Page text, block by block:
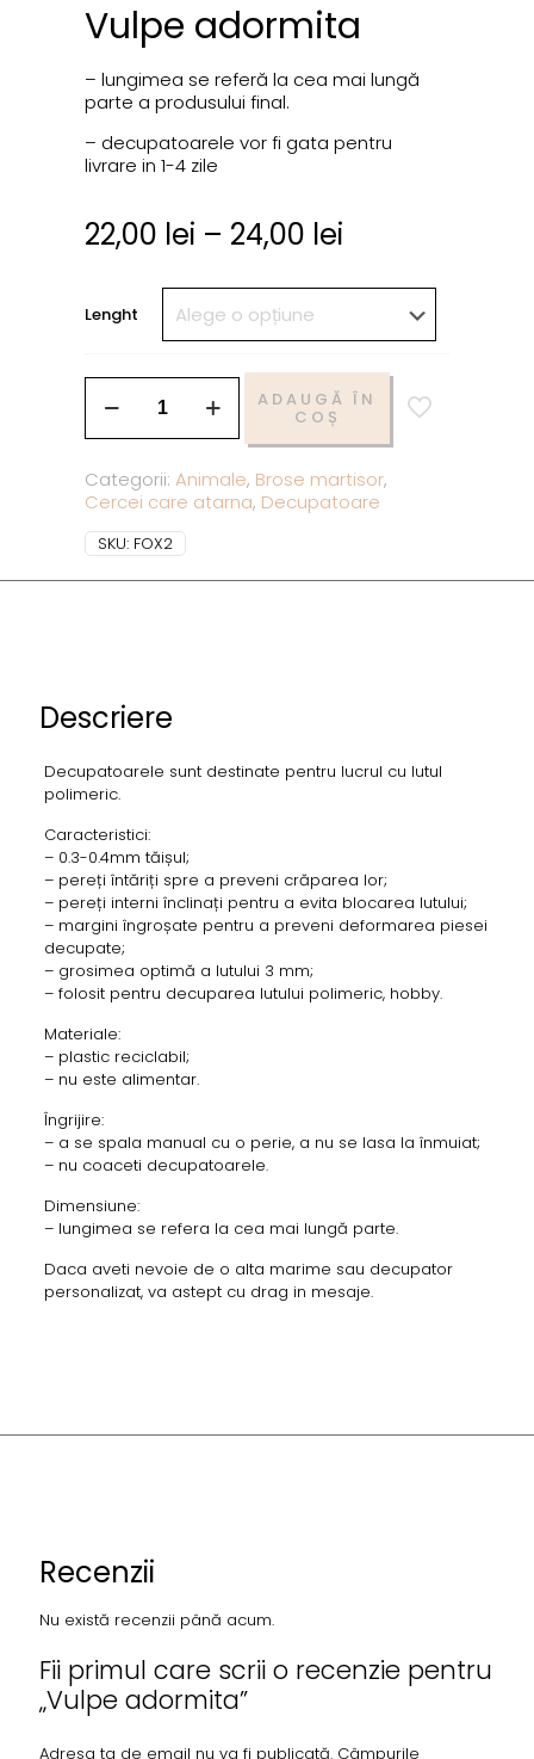
Vulpe adormita
– lungimea se referă la cea mai lungă
parte a produsului final.
– decupatoarele vor fi gata pentru
livrare in 1-4 zile
22,00 lei – 24,00 lei
Lenght
ADAUGĂ ÎN
COȘ
Categorii:Animale, Brose martisor,
Cercei care atarna, Decupatoare
SKU: FOX2
Descriere
Decupatoarele sunt destinate pentru lucrul cu lutul
polimeric.
Caracteristici:
– 0.3-0.4mm tăișul;
– pereți întăriți spre a preveni crăparea lor;
– pereți interni înclinați pentru a evita blocarea lutului;
– margini îngroșate pentru a preveni deformarea piesei
decupate;
– grosimea optimă a lutului 3 mm;
– folosit pentru decuparea lutului polimeric, hobby.
Materiale:
– plastic reciclabil;
– nu este alimentar.
Îngrijire:
– a se spala manual cu o perie, a nu se lasa la înmuiat;
– nu coaceti decupatoarele.
Dimensiune:
– lungimea se refera la cea mai lungă parte.
Daca aveti nevoie de o alta marime sau decupator
personalizat, va astept cu drag in mesaje.
Recenzii
Nu există recenzii până acum.
Fii primul care scrii o recenzie pentru
„Vulpe adormita”
Adresa ta de email nu va fi publicată. Câmpurile